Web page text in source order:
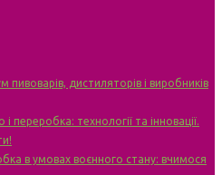
дистиляторів і виробників
і переробка: технології та інновації.
в умовах воєнного стану: вчимося